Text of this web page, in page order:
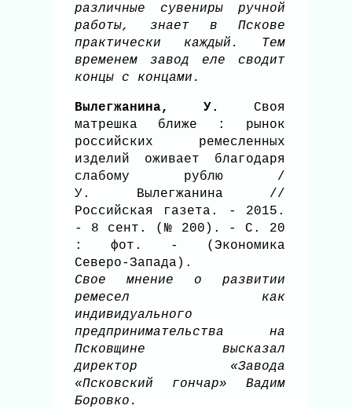
различные сувениры ручной
работы, знает в Пскове
практически каждый. Тем
временем завод еле сводит
концы с концами.
Вылегжанина, У.
Своя
матрешка ближе : рынок
российских ремесленных
изделий оживает благодаря
слабому рублю /
У. Вылегжанина //
Российская газета. - 2015.
- 8 сент. (№ 200). - С. 20
: фот. - (Экономика
Северо-Запада).
Свое мнение о развитии
ремесел как
индивидуального
предпринимательства на
Псковщине высказал
директор «Завода
«Псковский гончар» Вадим
Боровко.